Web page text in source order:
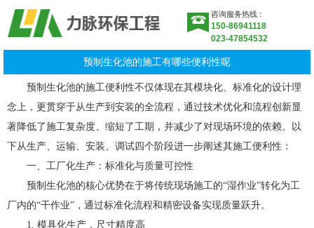
咨询服务热线 :
150-86941118
023-47854532
预制生化池的施工有哪些便利性呢
预制生化池的施工便利性不仅体现在其模块化、标准化的设计理
念上，更贯穿于从生产到安装的全流程，通过技术优化和流程创新显
著降低了施工复杂度、缩短了工期，并减少了对现场环境的依赖。以
下从生产、运输、安装、调试四个阶段进一步阐述其施工便利性：
一、工厂化生产：标准化与质量可控性
预制生化池的核心优势在于将传统现场施工的“湿作业”转化为工
厂内的“干作业”，通过标准化流程和精密设备实现质量跃升。
1. 模具化生产，尺寸精度高